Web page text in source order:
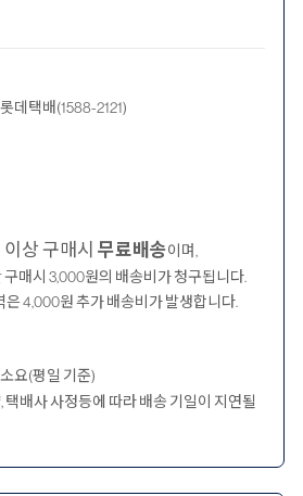
데택배(1588-2121)
상 구매시 무료배송이며,
매시 3,000원의 배송비가 청구됩니다.
은 4,000원 추가 배송비가 발생합니다.
소요(평일 기준)
택배사 사정등에 따라 배송 기일이 지연될